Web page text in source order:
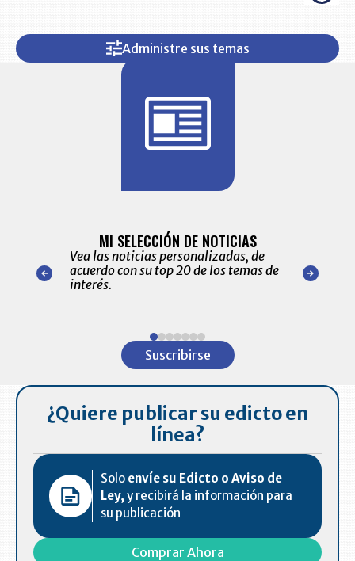
Administre sus temas
nuestro
para
MI SELECCIÓN DE NOTICIAS
Vea las noticias personalizadas, de
acuerdo con su top 20 de los temas de
interés.
de las
Suscribirse
¿Quiere publicar su edicto en
línea?
Solo envíe su Edicto o Aviso de
Ley,y recibirá la información para
su publicación
Comprar Ahora